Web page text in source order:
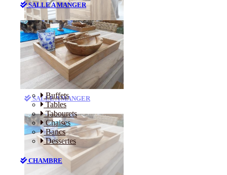
SALLE A MANGER
Buffets
Tables
Tabourets
Chaises
Bancs
Dessertes
CHAMBRE
Etagères
Modulos
SALLE A MANGER